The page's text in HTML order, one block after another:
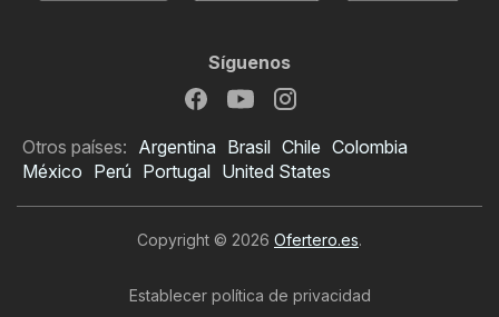
Síguenos
Otros países: Argentina Brasil Chile Colombia
México Perú Portugal United States
Copyright © 2026 Ofertero.es.
Establecer política de privacidad